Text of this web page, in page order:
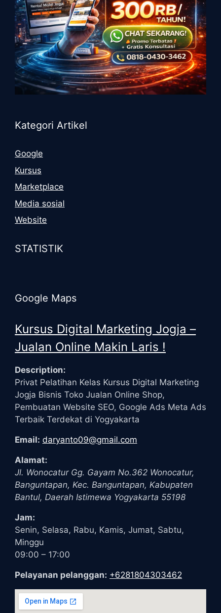
Kategori Artikel
Google
Kursus
Marketplace
Media sosial
Website
STATISTIK
Google Maps
Kursus Digital Marketing Jogja –
Jualan Online Makin Laris !
Description:
Privat Pelatihan Kelas Kursus Digital Marketing
Jogja Bisnis Toko Jualan Online Shop,
Pembuatan Website SEO, Google Ads Meta Ads
Terbaik Terdekat di Yogyakarta
Email: daryanto09@gmail.com
Alamat:
Jl. Wonocatur Gg. Gayam No.362 Wonocatur,
Banguntapan, Kec. Banguntapan, Kabupaten
Bantul, Daerah Istimewa Yogyakarta 55198
Jam:
Senin, Selasa, Rabu, Kamis, Jumat, Sabtu,
Minggu
09:00 – 17:00
Pelayanan pelanggan: +6281804303462